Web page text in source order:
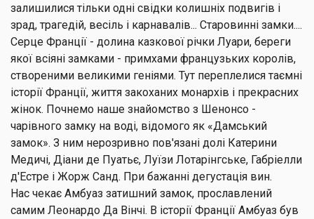
залишилися тільки одні свідки колишніх подвигів і
зрад, трагедій, весіль і карнавалів... Старовинні замки....
Серце Франції - долина казкової річки Луари, береги
якої всіяні замками - примхами французьких королів,
створеними великими геніями. Тут переплелися таємні
історії Франції, життя закоханих монархів і прекрасних
жінок. Почнемо наше знайомство з Шенонсо -
чарівного замку на воді, відомого як «Дамський
замок». З ним нерозривно пов'язані долі Катерини
Медичі, Діани де Пуатьє, Луїзи Лотарінгське, Габріелли
д'Естре і Жорж Санд. При бажанні дегустація вин.
Нас чекає Амбуаз затишний замок, прославлений
самим Леонардо Да Вінчі. В історії Франції Амбуаз був